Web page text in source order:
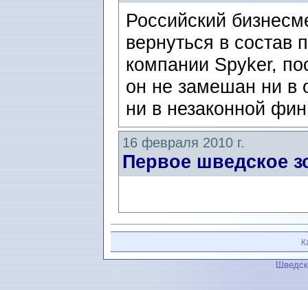
Российский
вернуться в состав
компании Spyker,
он не замешан ни в
ни в незаконной
16 февраля 2010 г.
Первое шведское